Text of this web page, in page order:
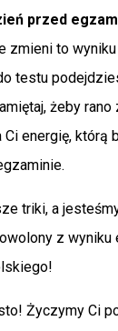
przed
zmieni to
testu
żeby rano
Ci energię, którą
triki, a
z wyniku
Życzymy Ci